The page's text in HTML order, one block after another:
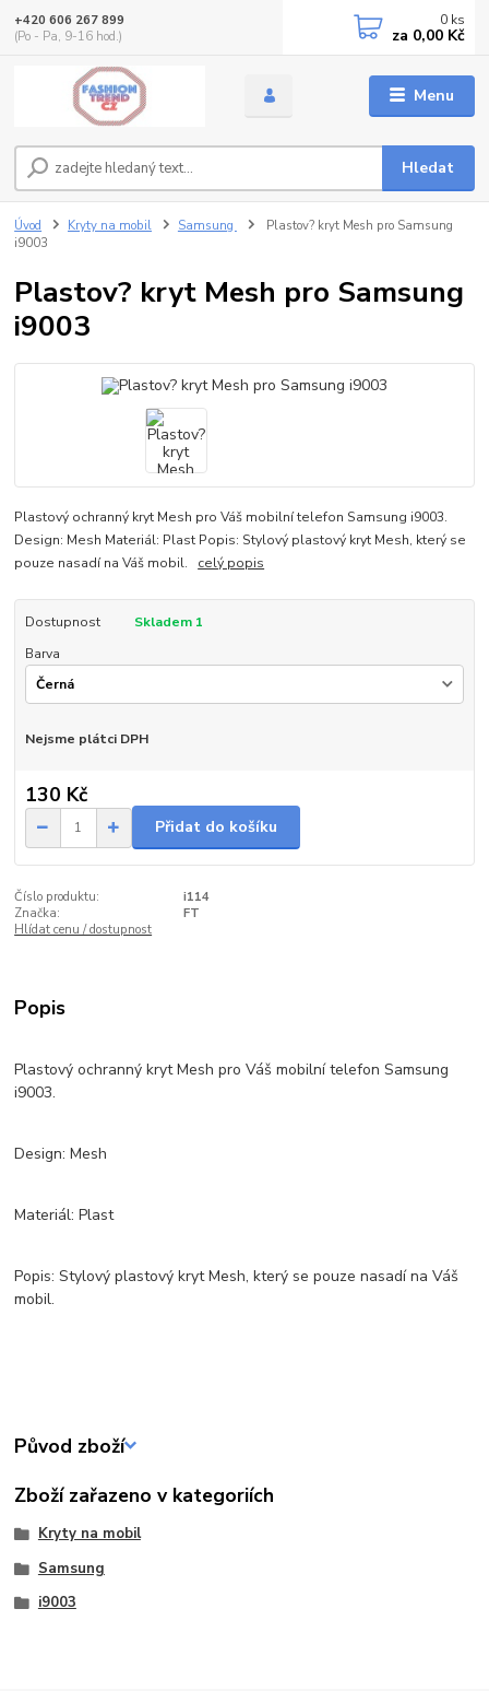
Menu
Hledat
+420 606 267 899
(Po - Pa, 9-16 hod.)
0 ks
za 0,00 Kč
Úvod Kryty na mobil Samsung
Plastov? kryt Mesh pro Samsung
i9003
Plastov? kryt Mesh pro Samsung
i9003
Plastový ochranný kryt Mesh pro Váš mobilní telefon Samsung i9003.
Design: Mesh Materiál: Plast Popis: Stylový plastový kryt Mesh, který se
pouze nasadí na Váš mobil. celý popis
Dostupnost
Skladem 1
Barva
Nejsme plátci DPH
130 Kč
Přidat do košíku
Číslo produktu:
i114
Značka:
FT
Hlídat cenu / dostupnost
Popis
Plastový ochranný kryt Mesh pro Váš mobilní telefon Samsung
i9003.
Design: Mesh
Materiál: Plast
Popis: Stylový plastový kryt Mesh, který se pouze nasadí na Váš
mobil.
Původ zboží
Zboží zařazeno v kategoriích
Kryty na mobil
Samsung
i9003